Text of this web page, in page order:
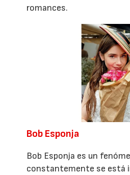
romances.
Bob Esponja
Bob Esponja es un
constantemente se está